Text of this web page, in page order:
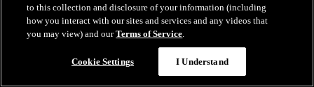
to this collection and disclosure of your information (including
how you interact with our sites and services and any videos that
you may view) and ourTerms of Service.
Cookie Settings I Understand